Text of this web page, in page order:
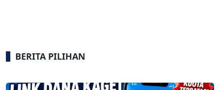
BERITA PILIHAN